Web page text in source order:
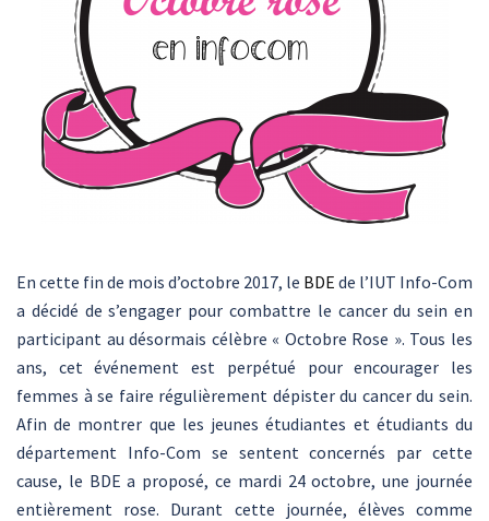
En cette fin de mois d’octobre 2017, le BDE de l’IUT Info-Com
a décidé de s’engager pour combattre le cancer du sein en
participant au désormais célèbre « Octobre Rose ». Tous les
ans, cet événement est perpétué pour encourager les
femmes à se faire régulièrement dépister du cancer du sein.
Afin de montrer que les jeunes étudiantes et étudiants du
département Info-Com se sentent concernés par cette
cause, le BDE a proposé, ce mardi 24 octobre, une journée
entièrement rose. Durant cette journée, élèves comme